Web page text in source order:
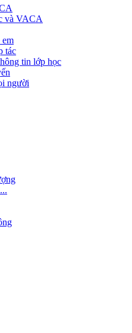
và VACA
em
tác
tin lớp học
người